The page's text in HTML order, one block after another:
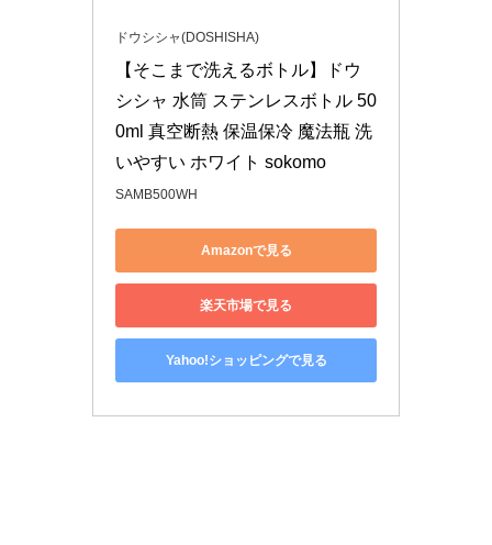
ドウシシャ(DOSHISHA)
【そこまで洗えるボトル】ドウ
シシャ 水筒 ステンレスボトル 50
0ml 真空断熱 保温保冷 魔法瓶 洗
いやすい ホワイト sokomo
SAMB500WH
Amazonで見る
楽天市場で見る
Yahoo!ショッピングで見る